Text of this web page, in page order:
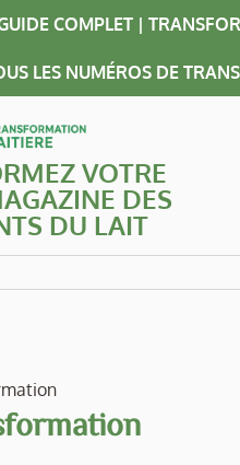
COMPLET |
LES NUMÉROS DE
VOTRE
DES
DU LAIT